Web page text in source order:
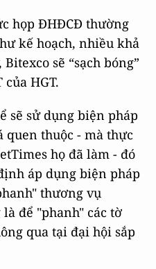
họp ĐHĐCĐ thường
kế hoạch, nhiều khả
sẽ “sạch bóng”
HGT.
sẽ sử dụng biện pháp
quen thuộc - mà thực
họ đã làm - đó
áp dụng biện pháp
thương vụ
để "phanh" các tờ
qua tại đại hội sắp